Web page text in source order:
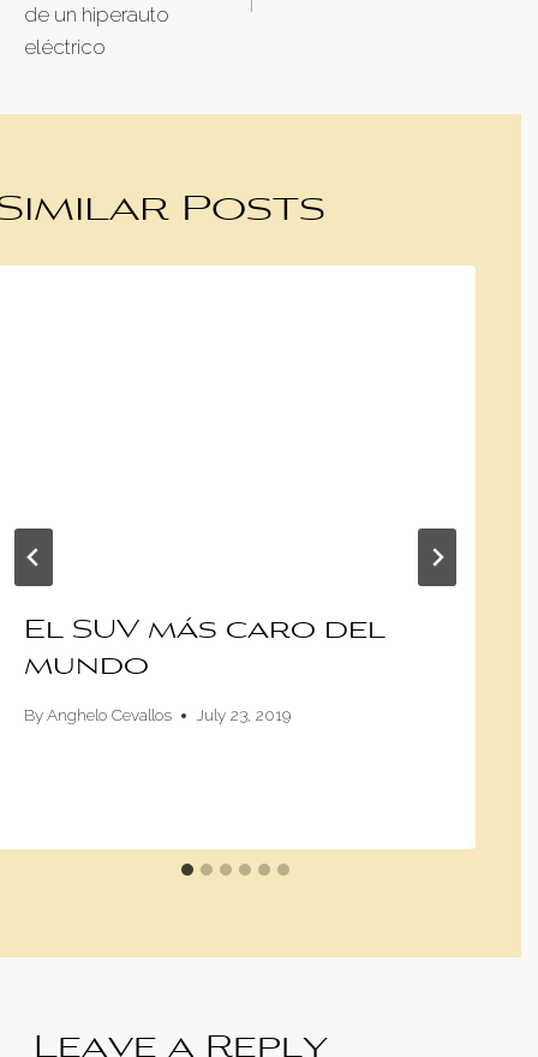
de un hiperauto
eléctrico
Posts
El SUV más caro del
mundo
ByAnghelo Cevallos July 23, 2019
Leave a Reply